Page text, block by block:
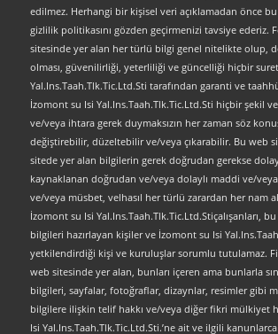
edilmez. Herhangi bir kişisel veri açıklamadan önce
gizlilik politikasını gözden geçirmenizi tavsiye ederiz.
sitesinde yer alan her türlü bilgi genel nitelikte olup,
olması, güvenilirliği, yeterliliği ve güncelliği hiçbir
Yal.Ins.Taah.Tlk.Tic.Ltd.Sti tarafından garanti ve
İzomont su Isi Yal.Ins.Taah.Tlk.Tic.Ltd.Sti hiçbir şekil
ve/veya ihtara gerek duymaksızın her zaman söz
değiştirebilir, düzeltebilir ve/veya çıkarabilir. Bu web
sitede yer alan bilgilerin gerek doğrudan gerekse
kaynaklanan doğrudan ve/veya dolaylı maddi ve/
ve/veya müsbet, velhasıl her türlü zarardan her nam
İzomont su Isi Yal.Ins.Taah.Tlk.Tic.Ltd.Stiçalışanları,
bilgileri hazırlayan kişiler ve İzomont su Isi
yetkilendirdiği kişi ve kuruluşlar sorumlu tutulamaz.
web sitesinde yer alan, bunları içeren ama bunlarla
bilgileri, sayfalar, fotoğraflar, dizaynlar, resimler gibi
bilgilere ilişkin telif hakkı ve/veya diğer fikri mülkiyet
Isi Yal.Ins.Taah.Tlk.Tic.Ltd.Sti.’ne ait ve ilgili